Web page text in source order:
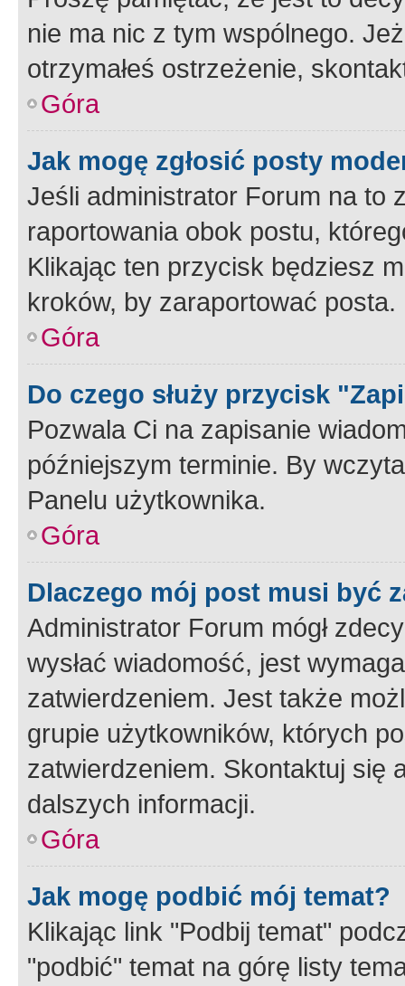
nie ma nic z tym wspólnego.
otrzymałeś ostrzeżenie,
Góra
Jak mogę zgłosić posty
Jeśli administrator Forum na to
raportowania obok postu,
Klikając ten przycisk będziesz
kroków, by zaraportować posta.
Góra
Do czego służy przycisk
Pozwala Ci na zapisanie
późniejszym terminie. By
Panelu użytkownika.
Góra
Dlaczego mój post musi być
Administrator Forum mógł
wysłać wiadomość, jest
zatwierdzeniem. Jest także
grupie użytkowników, których
zatwierdzeniem. Skontaktuj się
dalszych informacji.
Góra
Jak mogę podbić mój temat?
Klikając link "Podbij temat"
"podbić" temat na górę listy